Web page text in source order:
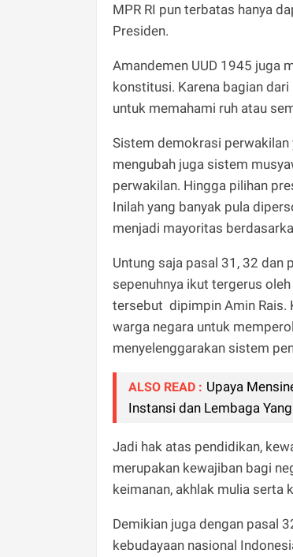
MPR RI pun terbatas hanya
Presiden.
Amandemen UUD 1945 juga
konstitusi. Karena bagian
untuk memahami ruh atau
Sistem demokrasi perwakilan
mengubah juga sistem
perwakilan. Hingga pilihan
Inilah yang banyak pula
menjadi mayoritas
Untung saja pasal 31, 32 dan
sepenuhnya ikut tergerus
tersebut dipimpin Amin Rais.
warga negara untuk
menyelenggarakan sistem
ALSO READ : Upaya
Instansi dan Lembaga
Jadi hak atas pendidikan,
merupakan kewajiban bagi
keimanan, akhlak mulia serta
Demikian juga dengan pasal
kebudayaan nasional